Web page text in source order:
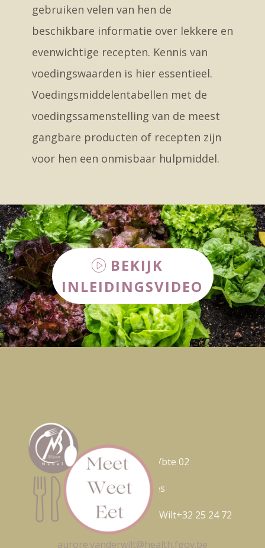
gebruiken velen van hen de
beschikbare informatie over lekkere en
evenwichtige recepten. Kennis van
voedingswaarden is hier essentieel.
Voedingsmiddelentabellen met de
voedingssamenstelling van de meest
gangbare producten of recepten zijn
voor hen een onmisbaar hulpmiddel.
BEKIJK
INLEIDINGSVIDEO
Avenue Galilée 5/bte 02
1210 Bruxelles
Contact FR: Aurore Van Der Wilt+32 25 24 72
17
aurore.vanderwilt@health.fgov.be